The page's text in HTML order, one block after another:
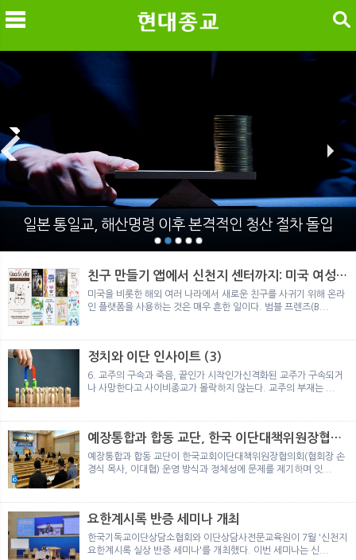
메
색
일본 통일교, 해산명령 이후 본격적인 청산 절차 돌입
친구 만들기 앱에서 신천지 센터까지: 미국 여성이
경험한 9개월 포섭의 전 과정
미국을 비롯한 해외 여러 나라에서 새로운 친구를 사귀기 위해 온라
인 플랫폼을 사용하는 것은 매우 흔한 일이다. 범블 프렌즈(B...
정치와 이단 인사이트 (3)
6. 교주의 구속과 죽음, 끝인가 시작인가신격화된 교주가 구속되거
나 사망한다고 사이비종교가 몰락하지 않는다. 교주의 부재는 ...
예장통합과 합동 교단, 한국 이단대책위원장협의
회 탈퇴
예장통합과 합동 교단이 한국교회이단대책위원장협의회(협회장 손
경식 목사, 이대협) 운영 방식과 정체성에 문제를 제기하며 잇...
요한계시록 반증 세미나 개최
한국기독교이단상담소협회와 이단상담사전문교육원이 7월 '신천지
요한계시록 실상 반증 세미나'를 개최했다. 이번 세미나는 신...